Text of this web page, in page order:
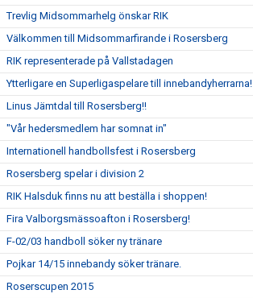
Trevlig Midsommarhelg önskar RIK
Välkommen till Midsommarfirande i Rosersberg
RIK representerade på Vallstadagen
Ytterligare en Superligaspelare till innebandyherrarna!
Linus Jämtdal till Rosersberg!!
"Vår hedersmedlem har somnat in"
Internationell handbollsfest i Rosersberg
Rosersberg spelar i division 2
RIK Halsduk finns nu att beställa i shoppen!
Fira Valborgsmässoafton i Rosersberg!
F-02/03 handboll söker ny tränare
Pojkar 14/15 innebandy söker tränare.
Roserscupen 2015